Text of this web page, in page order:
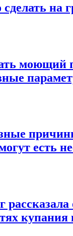
на
моющий
есть
рассказала